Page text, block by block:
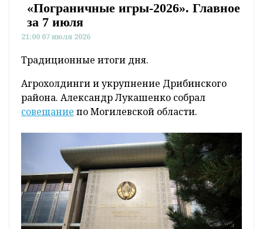
«Пограничные игры-2026». Главное
за 7 июля
21:00 07 июля 2026
Традиционные итоги дня.
Агрохолдинги и укрупнение Дрибинского
района. Александр Лукашенко собрал
совещание по Могилевской области.